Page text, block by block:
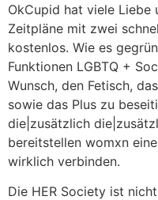
OkCupid hat viele Liebe
Zeitpläne mit zwei
kostenlos. Wie es
Funktionen LGBTQ +
Wunsch, den Fetisch,
sowie das Plus zu
die|zusätzlich
bereitstellen womxn
wirklich verbinden.
Die HER Society ist